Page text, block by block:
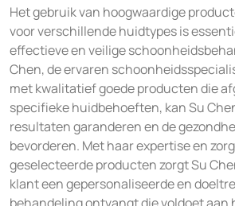
Het gebruik van hoogwaardige
voor verschillende huidtypes is
effectieve en veilige
Chen, de ervaren
met kwalitatief goede producten die
specifieke huidbehoeften, kan Su
resultaten garanderen en de
bevorderen. Met haar expertise en
geselecteerde producten zorgt Su
klant een gepersonaliseerde en